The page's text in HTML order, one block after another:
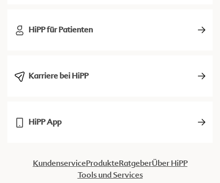
HiPP für Patienten
Karriere bei HiPP
HiPP App
KundenserviceProdukteRatgeberÜber HiPP
Tools und Services